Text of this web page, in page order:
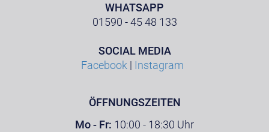
WHATSAPP
01590 - 45 48 133
SOCIAL MEDIA
Facebook| Instagram
ÖFFNUNGSZEITEN
Mo - Fr: 10:00 - 18:30 Uhr